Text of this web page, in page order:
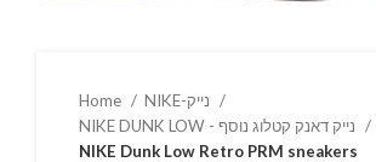
Home
NIKE Dunk Low Retro PRM sneakers